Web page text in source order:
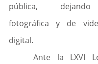
pública, dejando
fotográfica y de
digital.